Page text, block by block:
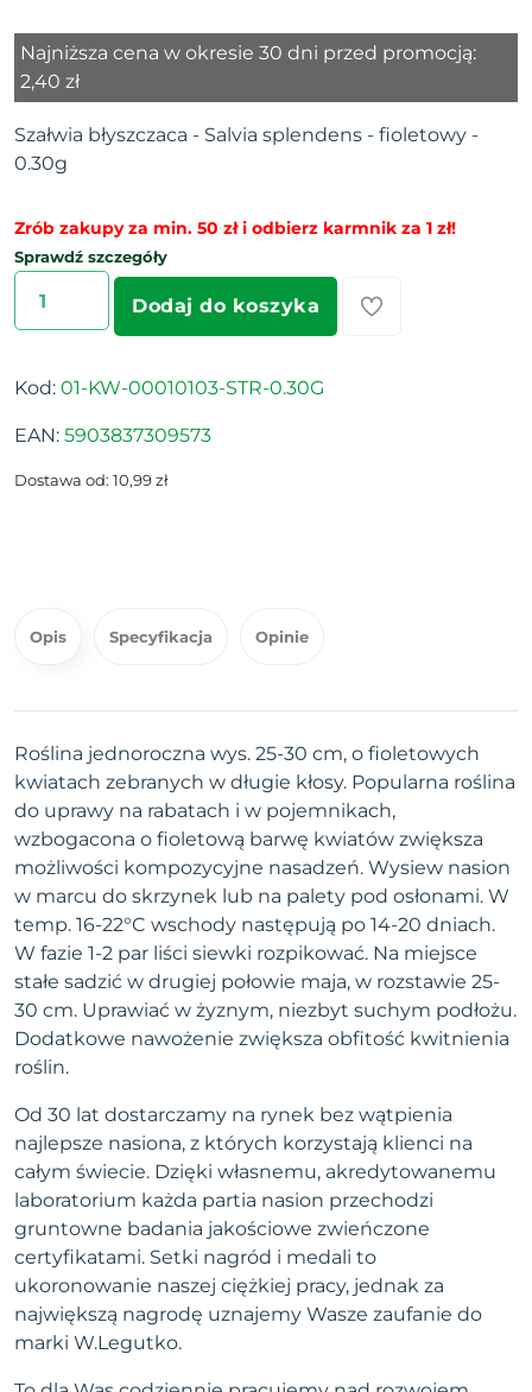
Najniższa cena w okresie 30 dni przed promocją:
2,40 zł
Szałwia błyszczaca - Salvia splendens - fioletowy -
0.30g
Zrób zakupy za min. 50 zł i odbierz karmnik za 1 zł!
Sprawdź szczegóły
Dodaj do koszyka
Kod: 01-KW-00010103-STR-0.30G
EAN: 5903837309573
Dostawa od: 10,99 zł
Opis Specyfikacja Opinie
Roślina jednoroczna wys. 25-30 cm, o fioletowych
kwiatach zebranych w długie kłosy. Popularna roślina
do uprawy na rabatach i w pojemnikach,
wzbogacona o fioletową barwę kwiatów zwiększa
możliwości kompozycyjne nasadzeń. Wysiew nasion
w marcu do skrzynek lub na palety pod osłonami. W
temp. 16-22°C wschody następują po 14-20 dniach.
W fazie 1-2 par liści siewki rozpikować. Na miejsce
stałe sadzić w drugiej połowie maja, w rozstawie 25-
30 cm. Uprawiać w żyznym, niezbyt suchym podłożu.
Dodatkowe nawożenie zwiększa obfitość kwitnienia
roślin.
Od 30 lat dostarczamy na rynek bez wątpienia
najlepsze nasiona, z których korzystają klienci na
całym świecie. Dzięki własnemu, akredytowanemu
laboratorium każda partia nasion przechodzi
gruntowne badania jakościowe zwieńczone
certyfikatami. Setki nagród i medali to
ukoronowanie naszej ciężkiej pracy, jednak za
największą nagrodę uznajemy Wasze zaufanie do
marki W.Legutko.